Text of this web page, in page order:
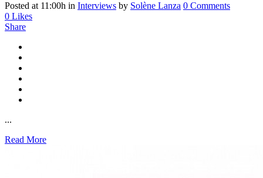
Posted at 11:00h in Interviews by Solène Lanza 0 Comments
0 Likes
Share
...
Read More